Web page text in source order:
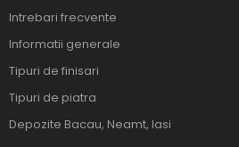
Intrebari frecvente
Informatii generale
Tipuri de finisari
Tipuri de piatra
Depozite Bacau, Neamt, Iasi